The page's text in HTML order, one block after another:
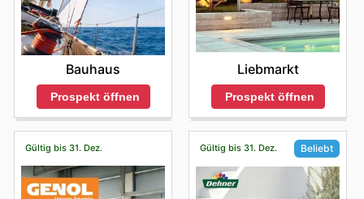
Bauhaus
Prospekt öffnen
Liebmarkt
Prospekt öffnen
Gültig bis 31. Dez. Gültig bis 31. Dez. Beliebt